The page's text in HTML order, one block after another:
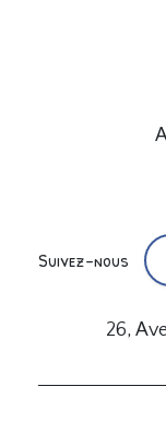
Suivez-nous
26,